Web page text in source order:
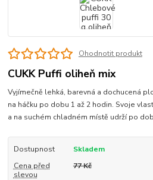
Ohodnotit produkt
CUKK Puffi oliheň mix
Vyjímečně lehká, barevná a dochucená
na háčku po dobu 1 až 2 hodin. Svoje
a na suchém chladném místě udrží po
Dostupnost
Skladem
Cena před
slevou
77 Kč